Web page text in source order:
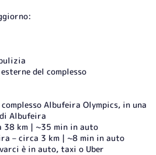
del complesso
Albufeira Olympics, in una
Albufeira
km | ~35 min in auto
– circa 3 km | ~8 min in auto
è in auto, taxi o Uber